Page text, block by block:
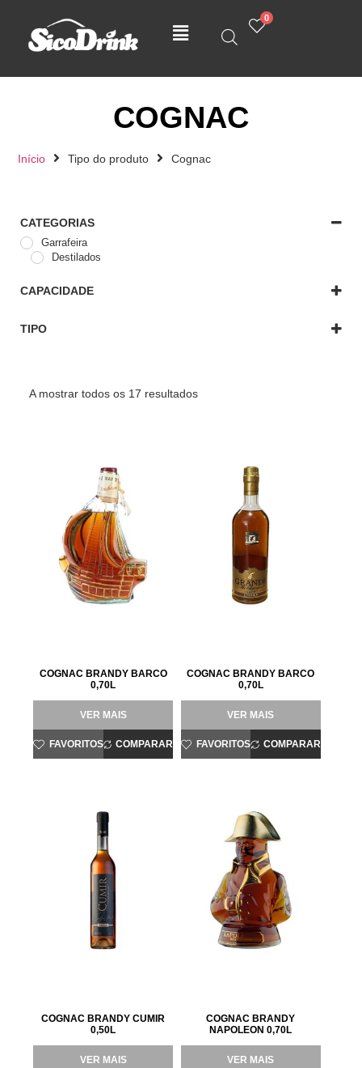
0
COGNAC
Início Tipo do produto Cognac
CATEGORIAS
Garrafeira
Destilados
CAPACIDADE
0,70 L
TIPO
A mostrar todos os 17 resultados
COGNAC BRANDY BARCO
0,70L
VER MAIS
FAVORITOS COMPARAR
COGNAC BRANDY BARCO
0,70L
VER MAIS
FAVORITOS COMPARAR
COGNAC BRANDY CUMIR
0,50L
VER MAIS
COGNAC BRANDY
NAPOLEON 0,70L
VER MAIS